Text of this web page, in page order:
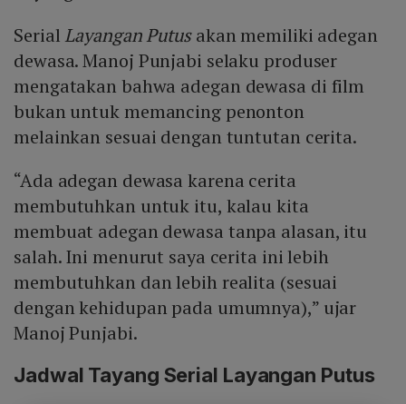
Serial Layangan Putusakan memiliki adegan
dewasa. Manoj Punjabi selaku produser
mengatakan bahwa adegan dewasa di film
bukan untuk memancing penonton
melainkan sesuai dengan tuntutan cerita.
“Ada adegan dewasa karena cerita
membutuhkan untuk itu, kalau kita
membuat adegan dewasa tanpa alasan, itu
salah. Ini menurut saya cerita ini lebih
membutuhkan dan lebih realita (sesuai
dengan kehidupan pada umumnya),” ujar
Manoj Punjabi.
Jadwal Tayang Serial Layangan Putus